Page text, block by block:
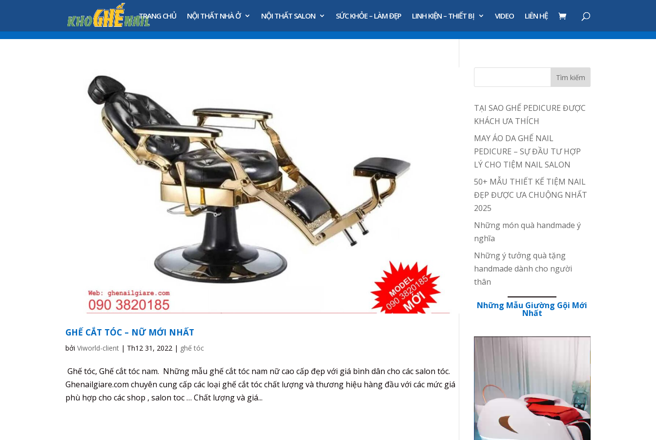
TRANG CHỦ NỘI THẤT NHÀ Ở NỘI THẤT SALON SỨC KHỎE – LÀM ĐẸP LINH KIỆN – THIẾT BỊ VIDEO LIÊN HỆ
GHẾ CẮT TÓC – NỮ MỚI NHẤT
bởiViworld-client | Th12 31, 2022 | ghế tóc
Ghế tóc, Ghế cắt tóc nam. Những mẫu ghế cắt tóc nam nữ cao cấp đẹp với giá bình dân cho các salon tóc.
Ghenailgiare.com chuyên cung cấp các loại ghế cắt tóc chất lượng và thương hiệu hàng đầu với các mức giá
phù hợp cho các shop , salon toc … Chất lượng và giá...
TẠI SAO GHẾ PEDICURE ĐƯỢC
KHÁCH ƯA THÍCH
MAY ÁO DA GHẾ NAIL
PEDICURE – SỰ ĐẦU TƯ HỢP
LÝ CHO TIỆM NAIL SALON
50+ MẪU THIẾT KẾ TIỆM NAIL
ĐẸP ĐƯỢC ƯA CHUỘNG NHẤT
2025
Những món quà handmade ý
nghĩa
Những ý tưởng quà tặng
handmade dành cho người
thân
Những Mẫu Giường Gội Mới
Nhất